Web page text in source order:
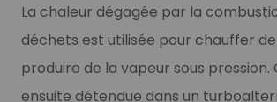
La chaleur dégagée par la
déchets est utilisée pour chauffer
produire de la vapeur sous
ensuite détendue dans un